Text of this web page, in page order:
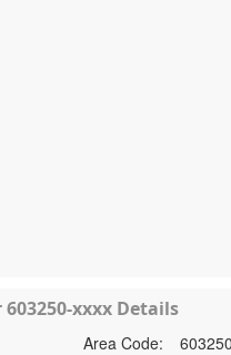
xxxx Details
Area Code:
603250